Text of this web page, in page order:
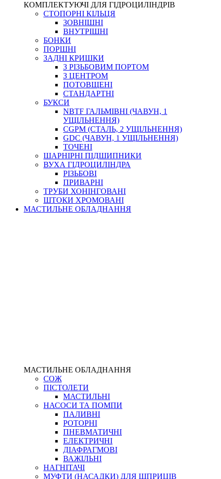
КОМПЛЕКТУЮЧІ ДЛЯ ГІДРОЦИЛІНДРІВ
СТОПОРНІ КІЛЬЦЯ
ЗОВНІШНІ
ВНУТРІШНІ
БОНКИ
ПОРШНІ
ЗАДНІ КРИШКИ
З РІЗЬБОВИМ ПОРТОМ
З ЦЕНТРОМ
ПОТОВЩЕНІ
СТАНДАРТНІ
БУКСИ
NBTF ГАЛЬМІВНІ (ЧАВУН, 1
УЩІЛЬНЕННЯ)
CGPM (СТАЛЬ, 2 УЩІЛЬНЕННЯ)
GDC (ЧАВУН, 1 УЩІЛЬНЕННЯ)
ТОЧЕНІ
ШАРНІРНІ ПІДШИПНИКИ
ВУХА ГІДРОЦИЛІНДРА
РІЗЬБОВІ
ПРИВАРНІ
ТРУБИ ХОНІНГОВАНІ
ШТОКИ ХРОМОВАНІ
МАСТИЛЬНЕ ОБЛАДНАННЯ
МАСТИЛЬНЕ ОБЛАДНАННЯ
СОЖ
ПІСТОЛЕТИ
МАСТИЛЬНІ
НАСОСИ ТА ПОМПИ
ПАЛИВНІ
РОТОРНІ
ПНЕВМАТИЧНІ
ЕЛЕКТРИЧНІ
ДІАФРАГМОВІ
ВАЖІЛЬНІ
НАГНІТАЧІ
МУФТИ (НАСАДКИ) ДЛЯ ШПРИЦІВ